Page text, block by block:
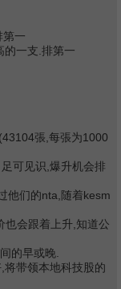
第一
的一支.排第一
張,每張为1000
可见识,爆升机会排
他们的nta,随着kesm
也会跟着上升,知道公
的早或晚.
带领本地科技股的